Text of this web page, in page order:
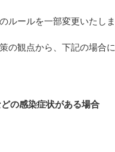
ルールを一部変更いたしま
の観点から、下記の場合に
の感染症状がある場合